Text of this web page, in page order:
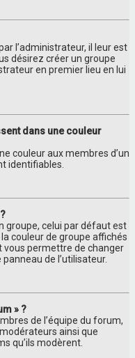
l’administrateur, il leur est
désirez créer un groupe
en premier lieu en lui
dans une couleur
couleur aux membres d’un
identifiables.
groupe, celui par défaut est
couleur de groupe affichés
vous permettre de changer
de l’utilisateur.
» ?
de l’équipe du forum,
ainsi que
qu’ils modèrent.